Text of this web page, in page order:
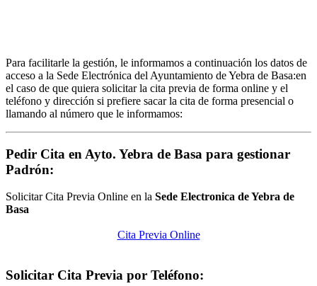
Para facilitarle la gestión, le informamos a continuación los datos de
acceso a la Sede Electrónica del Ayuntamiento de Yebra de Basa:en
el caso de que quiera solicitar la cita previa de forma online y el
teléfono y dirección si prefiere sacar la cita de forma presencial o
llamando al número que le informamos:
Pedir Cita en Ayto. Yebra de Basa para gestionar
Padrón:
Solicitar Cita Previa Online en la Sede Electronica de Yebra de
Basa
Cita Previa Online
Solicitar Cita Previa por Teléfono: